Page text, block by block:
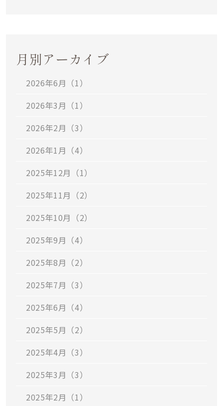
月別アーカイブ
2026年6月（1）
2026年3月（1）
2026年2月（3）
2026年1月（4）
2025年12月（1）
2025年11月（2）
2025年10月（2）
2025年9月（4）
2025年8月（2）
2025年7月（3）
2025年6月（4）
2025年5月（2）
2025年4月（3）
2025年3月（3）
2025年2月（1）